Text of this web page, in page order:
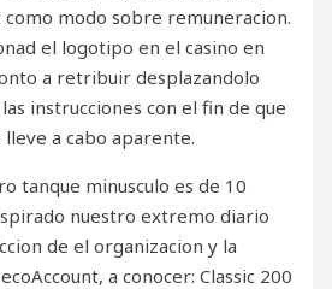
como modo sobre remuneracion.
el logotipo en el casino en
a retribuir desplazandolo
instrucciones con el fin de que
a cabo aparente.
tanque minusculo es de 10
nuestro extremo diario
de el organizacion y la
a conocer: Classic 200